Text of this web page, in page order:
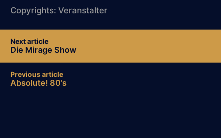
Copyrights: Veranstalter
Post
navigation
Previous article
Absolute! 80’s
Next article
Die Mirage Show